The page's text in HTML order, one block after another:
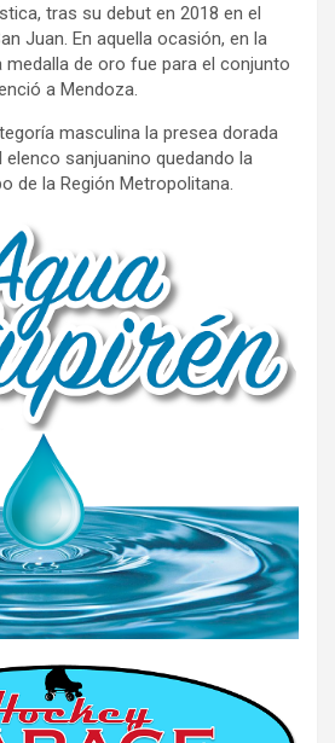
tras su debut en 2018 en el
Juan. En aquella ocasión, en la
de oro fue para el conjunto
a Mendoza.
masculina la presea dorada
elenco sanjuanino quedando la
de la Región Metropolitana.